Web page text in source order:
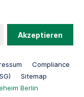
Compliance
Sitemap
Berlin
Akzeptieren